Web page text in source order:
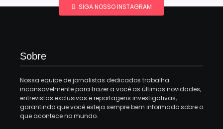
SIGA NOSSO INSTAGRAM
Sobre
Nossa equipe de jornalistas dedicados trabalha
incansavelmente para trazer a você as últimas novidades,
entrevistas exclusivas e reportagens investigativas,
garantindo que você esteja sempre bem informado sobre o
que acontece no mundo.